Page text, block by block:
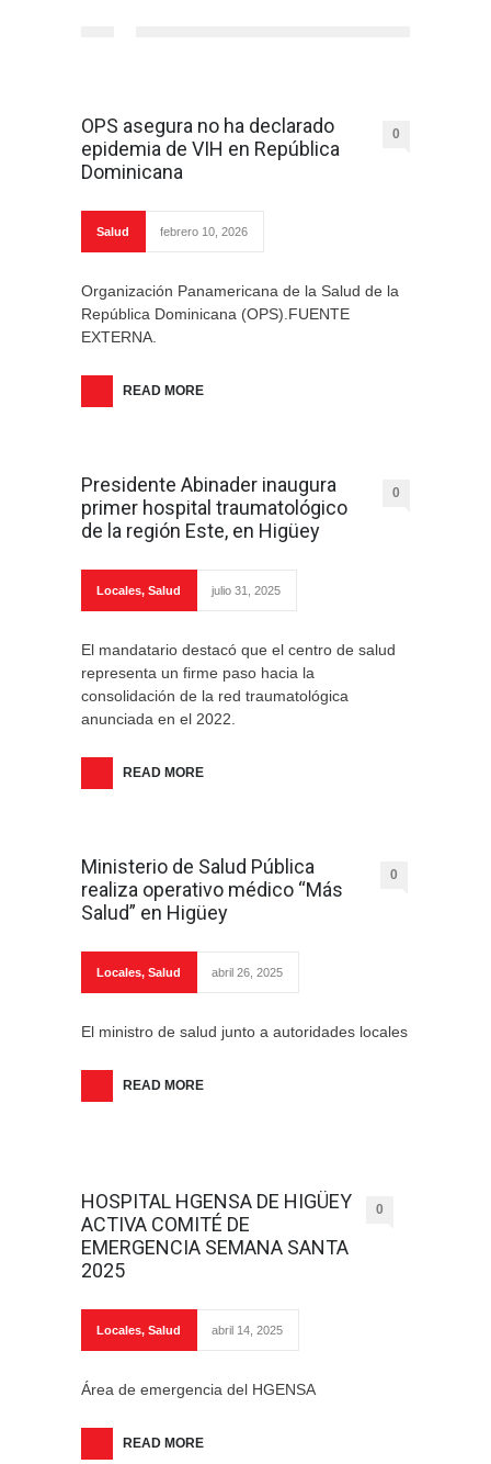
OPS asegura no ha declarado
epidemia de VIH en República
Dominicana
0
Salud febrero 10, 2026
Organización Panamericana de la Salud de la
República Dominicana (OPS).FUENTE
EXTERNA.
READ MORE
Presidente Abinader inaugura
primer hospital traumatológico
de la región Este, en Higüey
0
Locales, Salud julio 31, 2025
El mandatario destacó que el centro de salud
representa un firme paso hacia la
consolidación de la red traumatológica
anunciada en el 2022.
READ MORE
Ministerio de Salud Pública
realiza operativo médico “Más
Salud” en Higüey
0
Locales, Salud abril 26, 2025
El ministro de salud junto a autoridades locales
READ MORE
HOSPITAL HGENSA DE HIGÜEY
ACTIVA COMITÉ DE
EMERGENCIA SEMANA SANTA
2025
0
Locales, Salud abril 14, 2025
Área de emergencia del HGENSA
READ MORE